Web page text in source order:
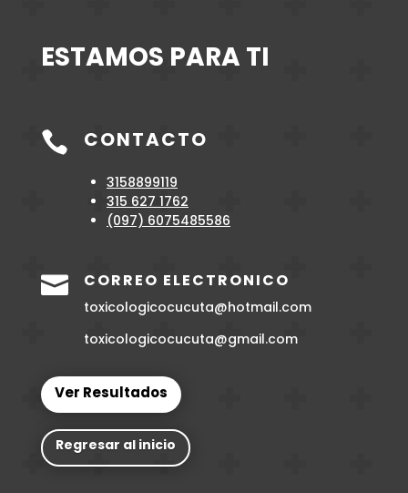
ESTAMOS PARA TI
 CONTACTO
3158899119
315 627 1762
(097) 6075485586
 CORREO ELECTRONICO
toxicologicocucuta@hotmail.com
toxicologicocucuta@gmail.com
Ver Resultados
Regresar al inicio